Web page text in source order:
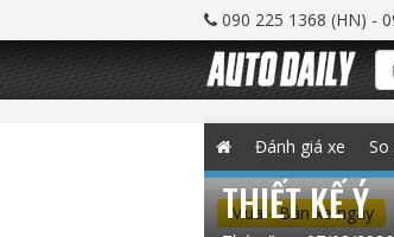
090 225 1368 (HN) -
Đánh giá xe So
Mua - Bán xe ngay
MICHAEL
THIẾT KẾ Ý